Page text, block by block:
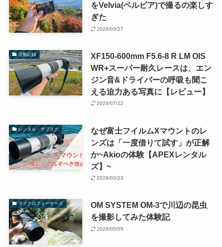
をVelvia(ベルビア)で撮るの楽しす
ぎた
2026/03/27
活動記録
XF150-600mm F5.6-8 R LM OIS
WR+スーパー耐久レースは、エン
ジン音&ドライバーの呼吸も聞こ
える迫力ある写真に【レビュー】
2026/07/22
レンタル・サブスク
なぜ富士フイルムXマウントのレ
ンズは「一度借りて試す」が正解
か~Akioの体験【APEXレンタル
ズ】~
2026/03/23
マイクロフォーサーズ
OM SYSTEM OM-3で川辺の昆虫
を撮影してみた体験記
2026/05/05